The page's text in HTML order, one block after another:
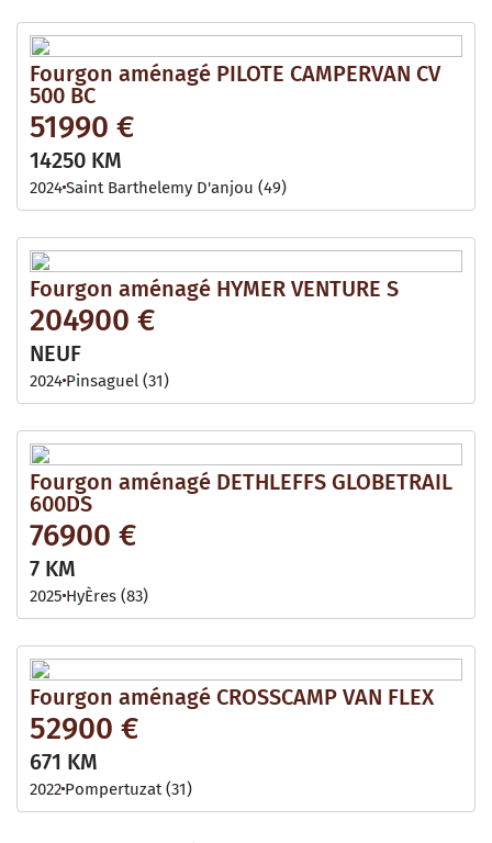
Fourgon aménagé PILOTE CAMPERVAN CV
500 BC
51990 €
14250 KM
2024Saint Barthelemy D'anjou (49)
Fourgon aménagé HYMER VENTURE S
204900 €
NEUF
2024 Pinsaguel (31)
Fourgon aménagé DETHLEFFS GLOBETRAIL
600DS
76900 €
7 KM
2025 HyÈres (83)
Fourgon aménagé CROSSCAMP VAN FLEX
52900 €
671 KM
2022 Pompertuzat (31)